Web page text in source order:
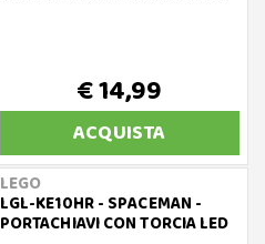
€ 14,99
ACQUISTA
LEGO
LGL-KE10HR - SPACEMAN -
PORTACHIAVI CON TORCIA LED